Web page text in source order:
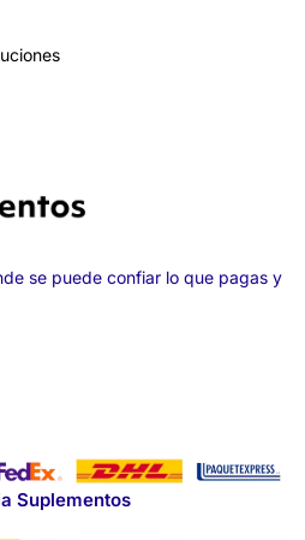
se puede confiar lo que pagas y
Suplementos